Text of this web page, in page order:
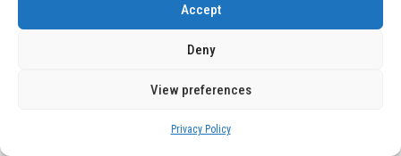
Accept
Deny
View preferences
Privacy Policy